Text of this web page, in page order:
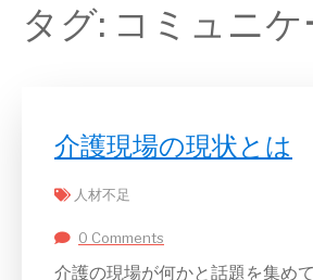
タグ: コミュニ
介護現場の現状とは
人材不足
0 Comments
介護の現場が何かと話題を集め